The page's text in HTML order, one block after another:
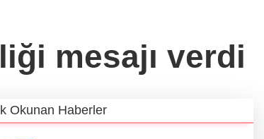
mesajı verdi
Okunan Haberler